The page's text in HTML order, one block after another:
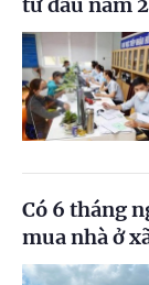
Có 6 tháng
mua nhà ở